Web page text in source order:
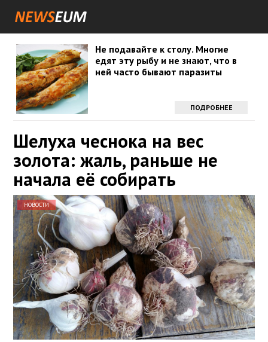
Не подавайте к столу. Многие
едят эту рыбу и не знают, что в
ней часто бывают паразиты
ПОДРОБНЕЕ
Шелуха чеснока на вес
золота: жаль, раньше не
начала её собирать
НОВОСТИ